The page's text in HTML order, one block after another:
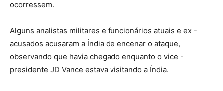
ocorressem.
Alguns analistas militares e funcionários atuais e ex -
acusados ​​acusaram a Índia de encenar o ataque,
observando que havia chegado enquanto o vice -
presidente JD Vance estava visitando a Índia.